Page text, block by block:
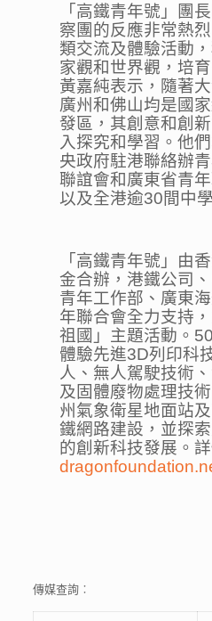
「高鐵青年號」團
察團的反應非常熱
類交流及體驗活動
家觀和世界觀，培
黃嘉純表示，隨著
廣州和佛山均是國
發區，其創意和創
入探究和學習。他
央政府駐港聯絡辦
聯誼會和廣東省青
以及全港逾30間中
「高鐵青年號」由
金合辦，港鐵公司
青年工作部、廣東
年聯合會全力支持
祖國」主題活動。
體驗先進3D列印科
人、無人駕駛技術
及固體廢物處理技
州氣象衛星地面站
鐵網路建設，並探
的創新科技發展。
傳媒查詢︰